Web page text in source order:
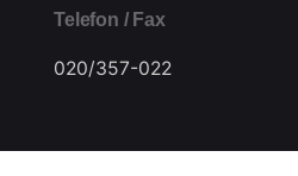
Telefon / Fax
020/357-022